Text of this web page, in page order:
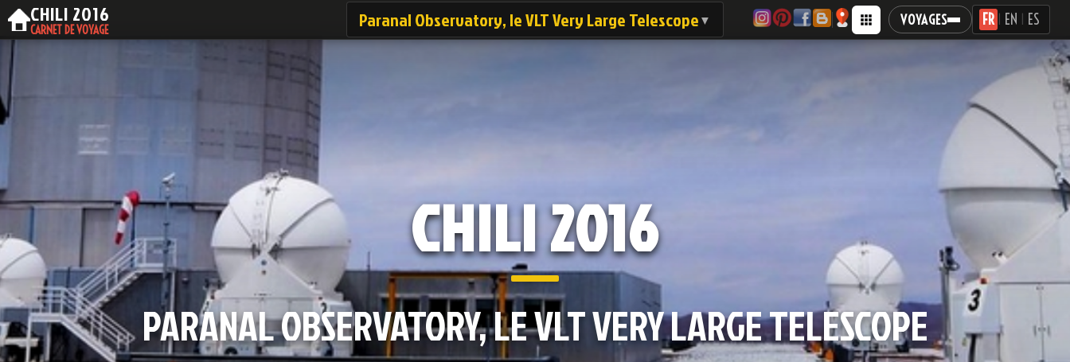
CHILI 2016
CARNET DE VOYAGE Paranal Observatory, le VLT Very Large Telescope▼ VOYAGES FR EN ES
CHILI 2016
PARANAL OBSERVATORY, LE VLT VERY LARGE TELESCOPE